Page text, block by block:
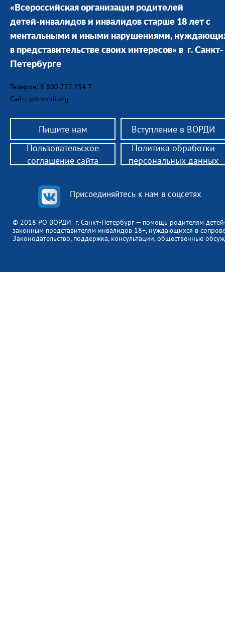
«Всероссийская организация родителей
детей-инвалидов и инвалидов старше 18 лет с
ментальными и иными нарушениями,
в представительстве своих интересов» в г. Санкт-
Петербурге
Телефон: 8 800 777 234 7
Сайт: spb.vordi.org
Пишите нам Вступление в ВОРДИ
© 2018 РО ВОРДИ г. Санкт-Петербург — помощь родителям
законным представителям инвалидов 18+, нуждающихся в
Законодательство, поддержка, консультации, общественные
Присоединяйтесь к нам в соцсетях
Пользовательское
соглашение сайта
Политика обработки
персональных данных